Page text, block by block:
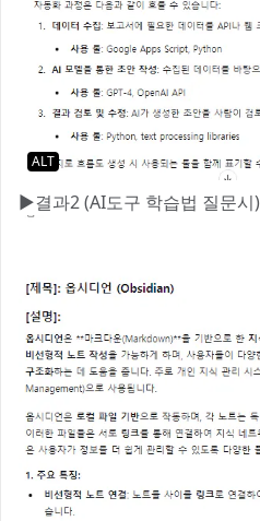
ALT
‎​▶결과2 (AI도구 학습법 질문시)